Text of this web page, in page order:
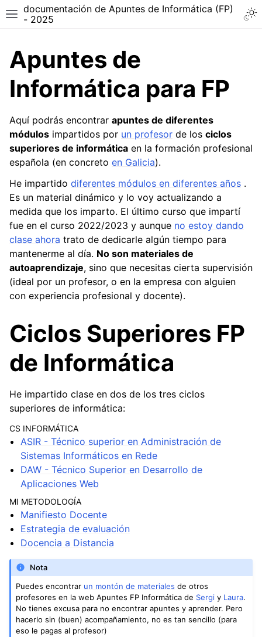
Toggle site navigation sidebar
documentación de Apuntes de Informática (FP)
- 2025
navigation of ASIR - Técnico superior en Administración de
navigation of DAW - Técnico Superior en Desarrollo de
navigation of PAR - Planificación y Administración de Redes
navigation of SRI - Servicios de Red e Internet
navigation of BD - Bases de Datos
navigation of DWeS - Desarrollo Web en Entorno Servidor
navigation of DWeC - Desarrollo Web en Entorno Cliente
navigation of DIW - Diseño de Interfaces Web
navigation of Temas y Ejercicios Repaso
navigation of Ejercicios y Prácticas de Sistemas
navigation of Ejercicios y Prácticas de Redes
Apuntes de
Informática para FP
Aquí podrás encontrar apuntes de diferentes
módulos impartidos por un profesor de los ciclos
superiores de informática en la formación profesional
española (en concreto en Galicia).
He impartido diferentes módulos en diferentes años .
Es un material dinámico y lo voy actualizando a
medida que los imparto. El último curso que impartí
fue en el curso 2022/2023 y aunque no estoy dando
clase ahora trato de dedicarle algún tiempo para
mantenerme al día. No son materiales de
autoaprendizaje, sino que necesitas cierta supervisión
(ideal por un profesor, o en la empresa con alguien
con experiencia profesional y docente).
Ciclos Superiores FP
de Informática
He impartido clase en dos de los tres ciclos
superiores de informática:
CS INFORMÁTICA
ASIR - Técnico superior en Administración de
Sistemas Informáticos en Rede
DAW - Técnico Superior en Desarrollo de
Aplicaciones Web
MI METODOLOGÍA
Manifiesto Docente
Estrategia de evaluación
Docencia a Distancia
Nota
Puedes encontrar un montón de materiales de otros
profesores en la web Apuntes FP Informática de Sergi y Laura.
No tienes excusa para no encontrar apuntes y aprender. Pero
hacerlo sin (buen) acompañamiento, no es tan sencillo (para
eso le pagas al profesor)